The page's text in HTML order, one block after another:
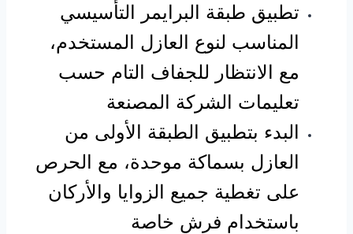
تطبيق طبقة البرايمر التأسيسي
المناسب لنوع العازل المستخدم،
مع الانتظار للجفاف التام حسب
تعليمات الشركة المصنعة
البدء بتطبيق الطبقة الأولى من
العازل بسماكة موحدة، مع الحرص
على تغطية جميع الزوايا والأركان
باستخدام فرش خاصة